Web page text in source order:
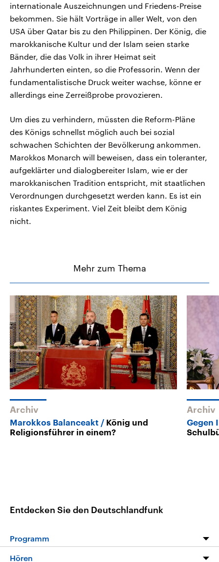
internationale Auszeichnungen und Friedens-Preise
bekommen. Sie hält Vorträge in aller Welt, von den
USA über Qatar bis zu den Philippinen. Der König, die
marokkanische Kultur und der Islam seien starke
Bänder, die das Volk in ihrer Heimat seit
Jahrhunderten einten, so die Professorin. Wenn der
fundamentalistische Druck weiter wachse, könne er
allerdings eine Zerreißprobe provozieren.
Um dies zu verhindern, müssten die Reform-Pläne
des Königs schnellst möglich auch bei sozial
schwachen Schichten der Bevölkerung ankommen.
Marokkos Monarch will beweisen, dass ein toleranter,
aufgeklärter und dialogbereiter Islam, wie er der
marokkanischen Tradition entspricht, mit staatlichen
Verordnungen durchgesetzt werden kann. Es ist ein
riskantes Experiment. Viel Zeit bleibt dem König
nicht.
Mehr zum Thema
Archiv
Marokkos Balanceakt
König und
Religionsführer in einem?
Archiv
Gegen
Entdecken Sie den Deutschlandfunk
Programm
Hören